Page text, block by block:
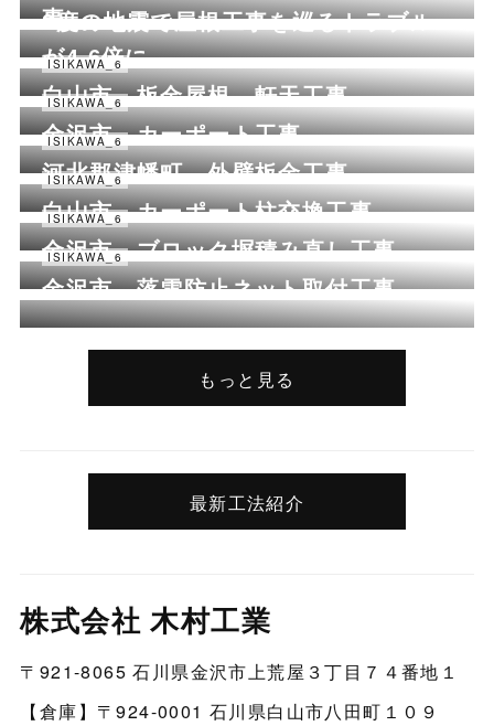
事
2度の地震で屋根工事を巡るトラブル
が4.6倍に
ISIKAWA_6
白山市 板金屋根、軒天工事
ISIKAWA_6
金沢市 カーポート工事
ISIKAWA_6
河北郡津幡町 外壁板金工事
ISIKAWA_6
白山市 カーポート柱交換工事
ISIKAWA_6
金沢市 ブロック塀積み直し工事
ISIKAWA_6
金沢市 落雪防止ネット取付工事
もっと見る
最新工法紹介
株式会社 木村工業
〒921-8065 石川県金沢市上荒屋３丁目７４番地１
【倉庫】〒924-0001 石川県白山市八田町１０９